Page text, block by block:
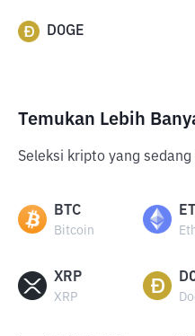
DOGE
Temukan Lebih
Seleksi kripto yang
BTC
Bitcoin
XRP
XRP